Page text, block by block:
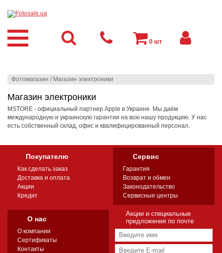
Фотомагазин / Магазин электроники
Магазин электроники
MSTORE - официальный партнер Apple в Украине. Мы даём
международную и украинскую гарантии на всю нашу продукцию. У нас
есть собственный склад, офис и квалифицированный персонал.
0 шт
Покупателю
Как сделать заказ
Доставка и оплата
Акции
Кредит
Сервис
Гарантия
Возврат и обмен
Законодательство
Сервисные центры
О нас
О компании
Сертификаты
Контакты
Акции и специальные
предложения по почте